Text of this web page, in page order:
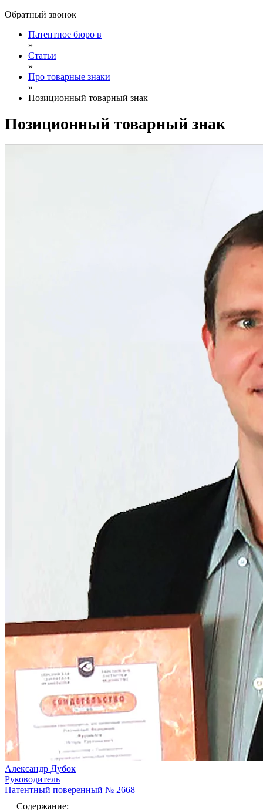
Обратный звонок
Патентное бюро в
»
Статьи
»
Про товарные знаки
»
Позиционный товарный знак
Позиционный товарный знак
Александр Дубок
Руководитель
Патентный поверенный № 2668
Содержание: